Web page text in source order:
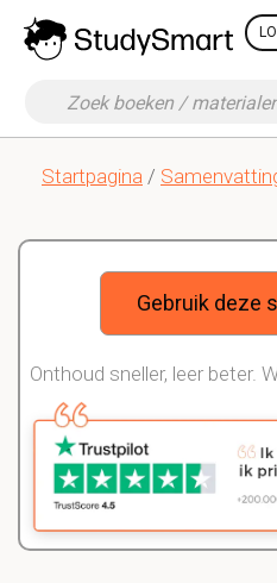
Startpagina /
Gebruik deze
Onthoud sneller, leer beter.